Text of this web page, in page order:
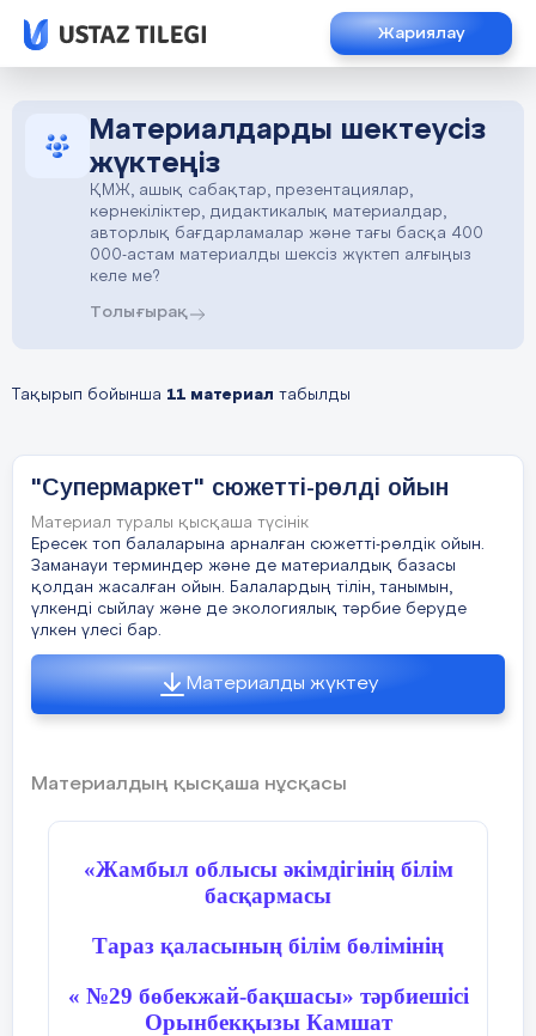
Жариялау
Материалдарды шектеусіз
жүктеңіз
ҚМЖ, ашық сабақтар, презентациялар,
көрнекіліктер, дидактикалық материалдар,
авторлық бағдарламалар және тағы басқа 400
000-астам материалды шексіз жүктеп алғыңыз
келе ме?
Толығырақ
Тақырып бойынша 11 материал табылды
"Супермаркет" сюжетті-рөлді ойын
Материал туралы қысқаша түсінік
Ересек топ балаларына арналған сюжетті-рөлдік ойын.
Заманауи терминдер және де материалдық базасы
қолдан жасалған ойын. Балалардың тілін, танымын,
үлкенді сыйлау және де экологиялық тәрбие беруде
үлкен үлесі бар.
Материалды жүктеу
Материалдың қысқаша нұсқасы
«Жамбыл облысы әкімдігінің білім
басқармасы
Тараз қаласының білім бөлімінің
« №29 бөбекжай-бақшасы» тәрбиешісі
Орынбекқызы Камшат